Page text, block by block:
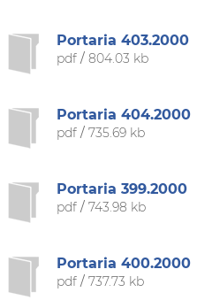
Portaria 403.2000
pdf/ 804.03 kb
Portaria 404.2000
pdf/ 735.69 kb
Portaria 399.2000
pdf/ 743.98 kb
Portaria 400.2000
pdf/ 737.73 kb